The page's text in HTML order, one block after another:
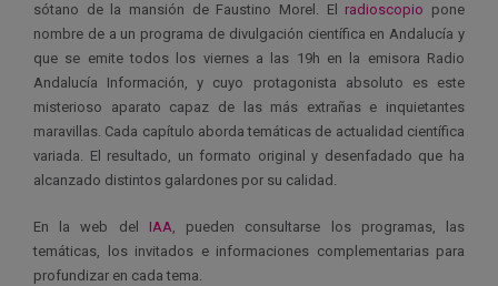
sótano de la mansión de Faustino Morel. El radioscopio pone
nombre de a un programa de divulgación científica en Andalucía y
que se emite todos los viernes a las 19h en la emisora Radio
Andalucía Información, y cuyo protagonista absoluto es este
misterioso aparato capaz de las más extrañas e inquietantes
maravillas. Cada capítulo aborda temáticas de actualidad científica
variada. El resultado, un formato original y desenfadado que ha
alcanzado distintos galardones por su calidad.
En la web del IAA, pueden consultarse los programas, las
temáticas, los invitados e informaciones complementarias para
profundizar en cada tema.